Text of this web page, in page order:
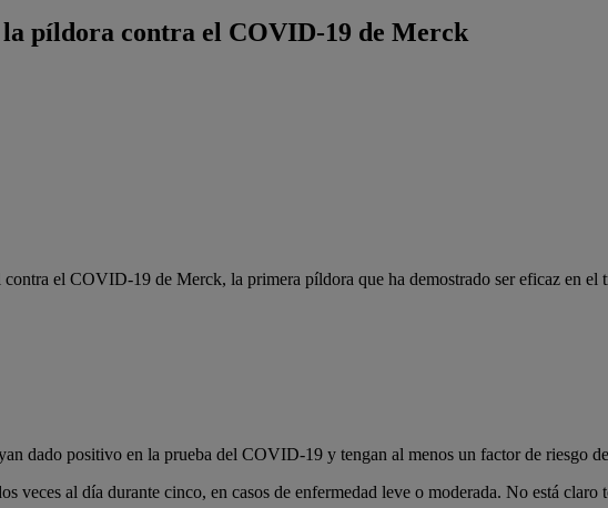
píldora contra el COVID-19 de Merck
el COVID-19 de Merck, la primera píldora que ha demostrado ser eficaz en el
dado positivo en la prueba del COVID-19 y tengan al menos un factor de riesgo
veces al día durante cinco, en casos de enfermedad leve o moderada. No está claro